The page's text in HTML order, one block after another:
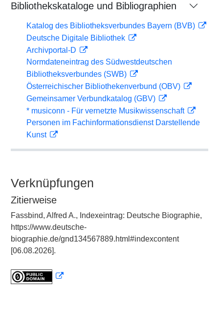
Bibliothekskataloge und Bibliographien
Katalog des Bibliotheksverbundes Bayern (BVB)
Deutsche Digitale Bibliothek
Archivportal-D
Normdateneintrag des Südwestdeutschen
Bibliotheksverbundes (SWB)
Österreichischer Bibliothekenverbund (OBV)
Gemeinsamer Verbundkatalog (GBV)
* musiconn - Für vernetzte Musikwissenschaft
Personen im Fachinformationsdienst Darstellende
Kunst
Verknüpfungen
Zitierweise
Fassbind, Alfred A., Indexeintrag: Deutsche Biographie,
https://www.deutsche-
biographie.de/gnd134567889.html#indexcontent
[06.08.2026].